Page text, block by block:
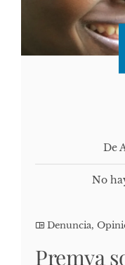
De
No
Denuncia,
Premya